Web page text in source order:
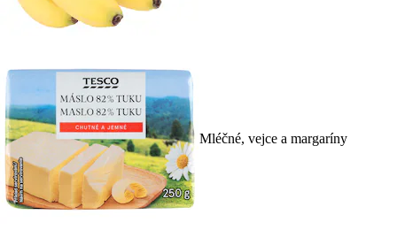
Mléčné, vejce a margaríny